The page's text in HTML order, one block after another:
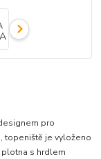
pro
topeniště je vyloženo
s hrdlem